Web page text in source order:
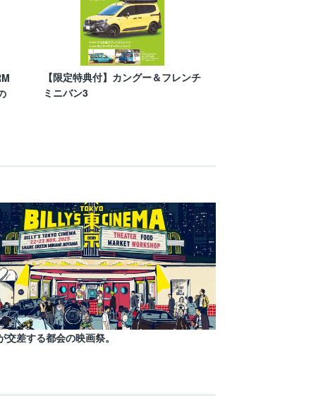
【限定特典付】カングー＆フレンチ
ミニバン3
交差する都会の映画祭。